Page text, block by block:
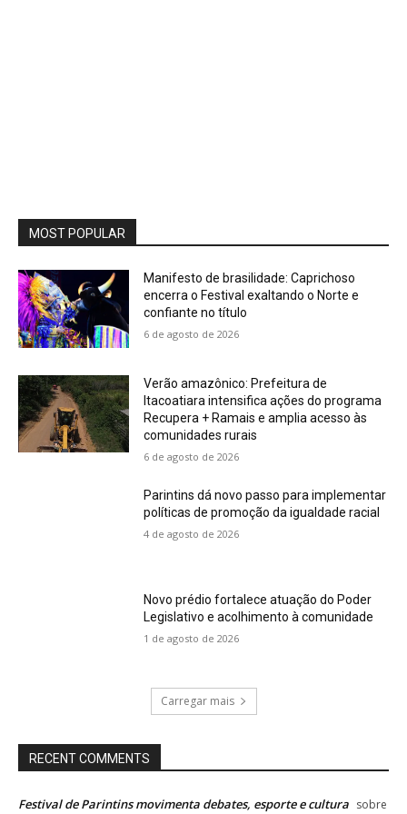
MOST POPULAR
Manifesto de brasilidade: Caprichoso
encerra o Festival exaltando o Norte e
confiante no título
6 de agosto de 2026
Verão amazônico: Prefeitura de
Itacoatiara intensifica ações do programa
Recupera + Ramais e amplia acesso às
comunidades rurais
6 de agosto de 2026
Parintins dá novo passo para implementar
políticas de promoção da igualdade racial
4 de agosto de 2026
Novo prédio fortalece atuação do Poder
Legislativo e acolhimento à comunidade
1 de agosto de 2026
Carregar mais
RECENT COMMENTS
Festival de Parintins movimenta debates, esporte e cultura sobre